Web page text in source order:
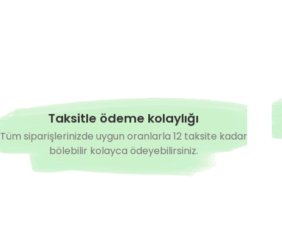
Taksitle ödeme kolaylığı
Tüm siparişlerinizde uygun oranlarla 12 taksite kadar
bölebilir kolayca ödeyebilirsiniz.